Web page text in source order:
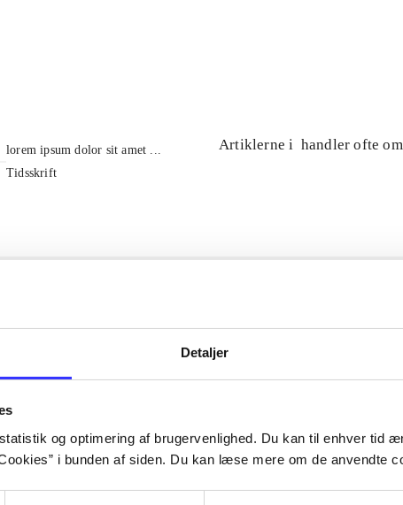
Detaljer
og optimering af brugervenlighed. Du kan til enhver tid
i bunden af siden. Du kan læse mere om de anvendte
lorem ipsum dolor sit amet ...
Tidsskrift
Artiklerne i handler ofte om